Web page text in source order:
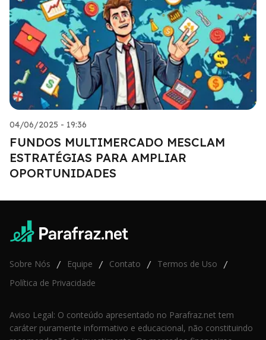
04/06/2025 - 19:36
FUNDOS MULTIMERCADO MESCLAM
ESTRATÉGIAS PARA AMPLIAR
OPORTUNIDADES
Sobre Nós / Equipe / Contato / Termos de Uso /
Política de Privacidade
Aviso Legal: O conteúdo apresentado no Parafraz.net tem
caráter puramente informativo e educacional, não constituindo